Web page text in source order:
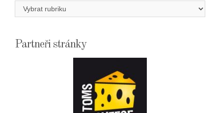
Rubriky
Partneři stránky